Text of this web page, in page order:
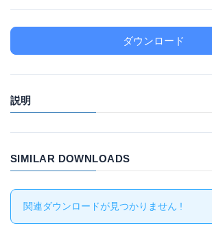
ダウンロード
説明
SIMILAR DOWNLOADS
関連ダウンロードが見つかりません !